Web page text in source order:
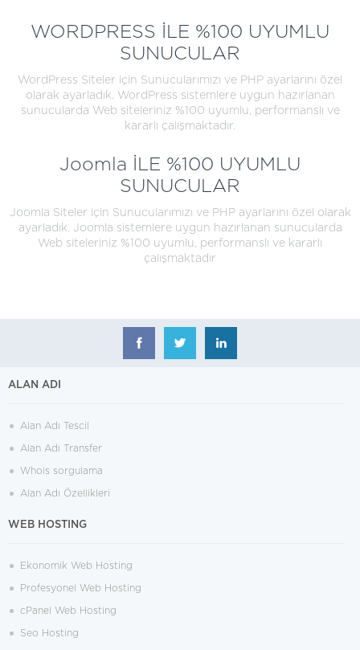
WORDPRESS İLE %100 UYUMLU
SUNUCULAR
WordPress Siteler için Sunucularımızı ve PHP ayarlarını özel
olarak ayarladık. WordPress sistemlere uygun hazırlanan
sunucularda Web siteleriniz %100 uyumlu, performanslı ve
kararlı çalışmaktadır.
Joomla İLE %100 UYUMLU
SUNUCULAR
Joomla Siteler için Sunucularımızı ve PHP ayarlarını özel olarak
ayarladık. Joomla sistemlere uygun hazırlanan sunucularda
Web siteleriniz %100 uyumlu, performanslı ve kararlı
çalışmaktadır
ALAN ADI
Alan Adı Tescil
Alan Adı Transfer
Whois sorgulama
Alan Adı Özellikleri
WEB HOSTING
Ekonomik Web Hosting
Profesyonel Web Hosting
cPanel Web Hosting
Seo Hosting